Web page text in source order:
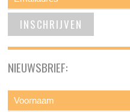
NIEUWSBRIEF: